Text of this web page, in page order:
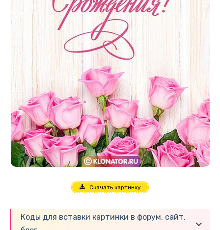
Скачать картинку
Коды для вставки картинки в форум, сайт,